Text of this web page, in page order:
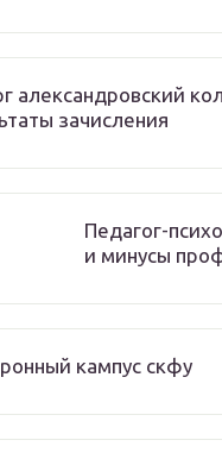
александровский
зачисления
Педагог-
и минусы
кампус скфу